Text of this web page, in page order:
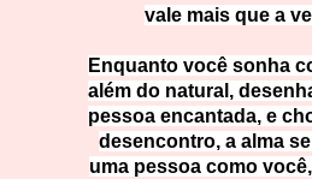
vale mais que a
Enquanto você sonha
além do natural,
pessoa encantada, e
desencontro, a alma
uma pessoa como